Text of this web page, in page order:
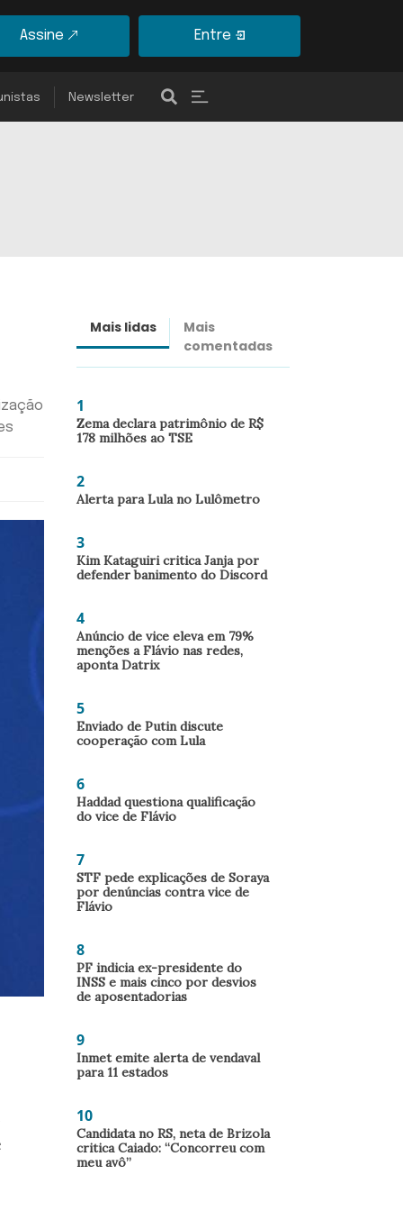
Assine Entre
Newsletter
Mais lidas
Mais
comentadas
1
Zema declara patrimônio de R$
178 milhões ao TSE
2
Alerta para Lula no Lulômetro
3
Kim Kataguiri critica Janja por
defender banimento do Discord
4
Anúncio de vice eleva em 79%
menções a Flávio nas redes,
aponta Datrix
5
Enviado de Putin discute
cooperação com Lula
6
Haddad questiona qualificação
do vice de Flávio
7
STF pede explicações de Soraya
por denúncias contra vice de
Flávio
8
PF indicia ex-presidente do
INSS e mais cinco por desvios
de aposentadorias
9
Inmet emite alerta de vendaval
para 11 estados
10
Candidata no RS, neta de Brizola
critica Caiado: “Concorreu com
meu avô”